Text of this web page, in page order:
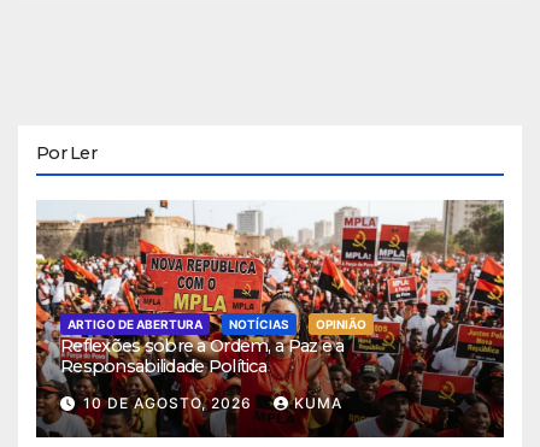
Por Ler
ARTIGO DE ABERTURA NOTÍCIAS OPINIÃO
Reflexões sobre a Ordem, a Paz e a
Responsabilidade Política
10 DE AGOSTO, 2026 KUMA